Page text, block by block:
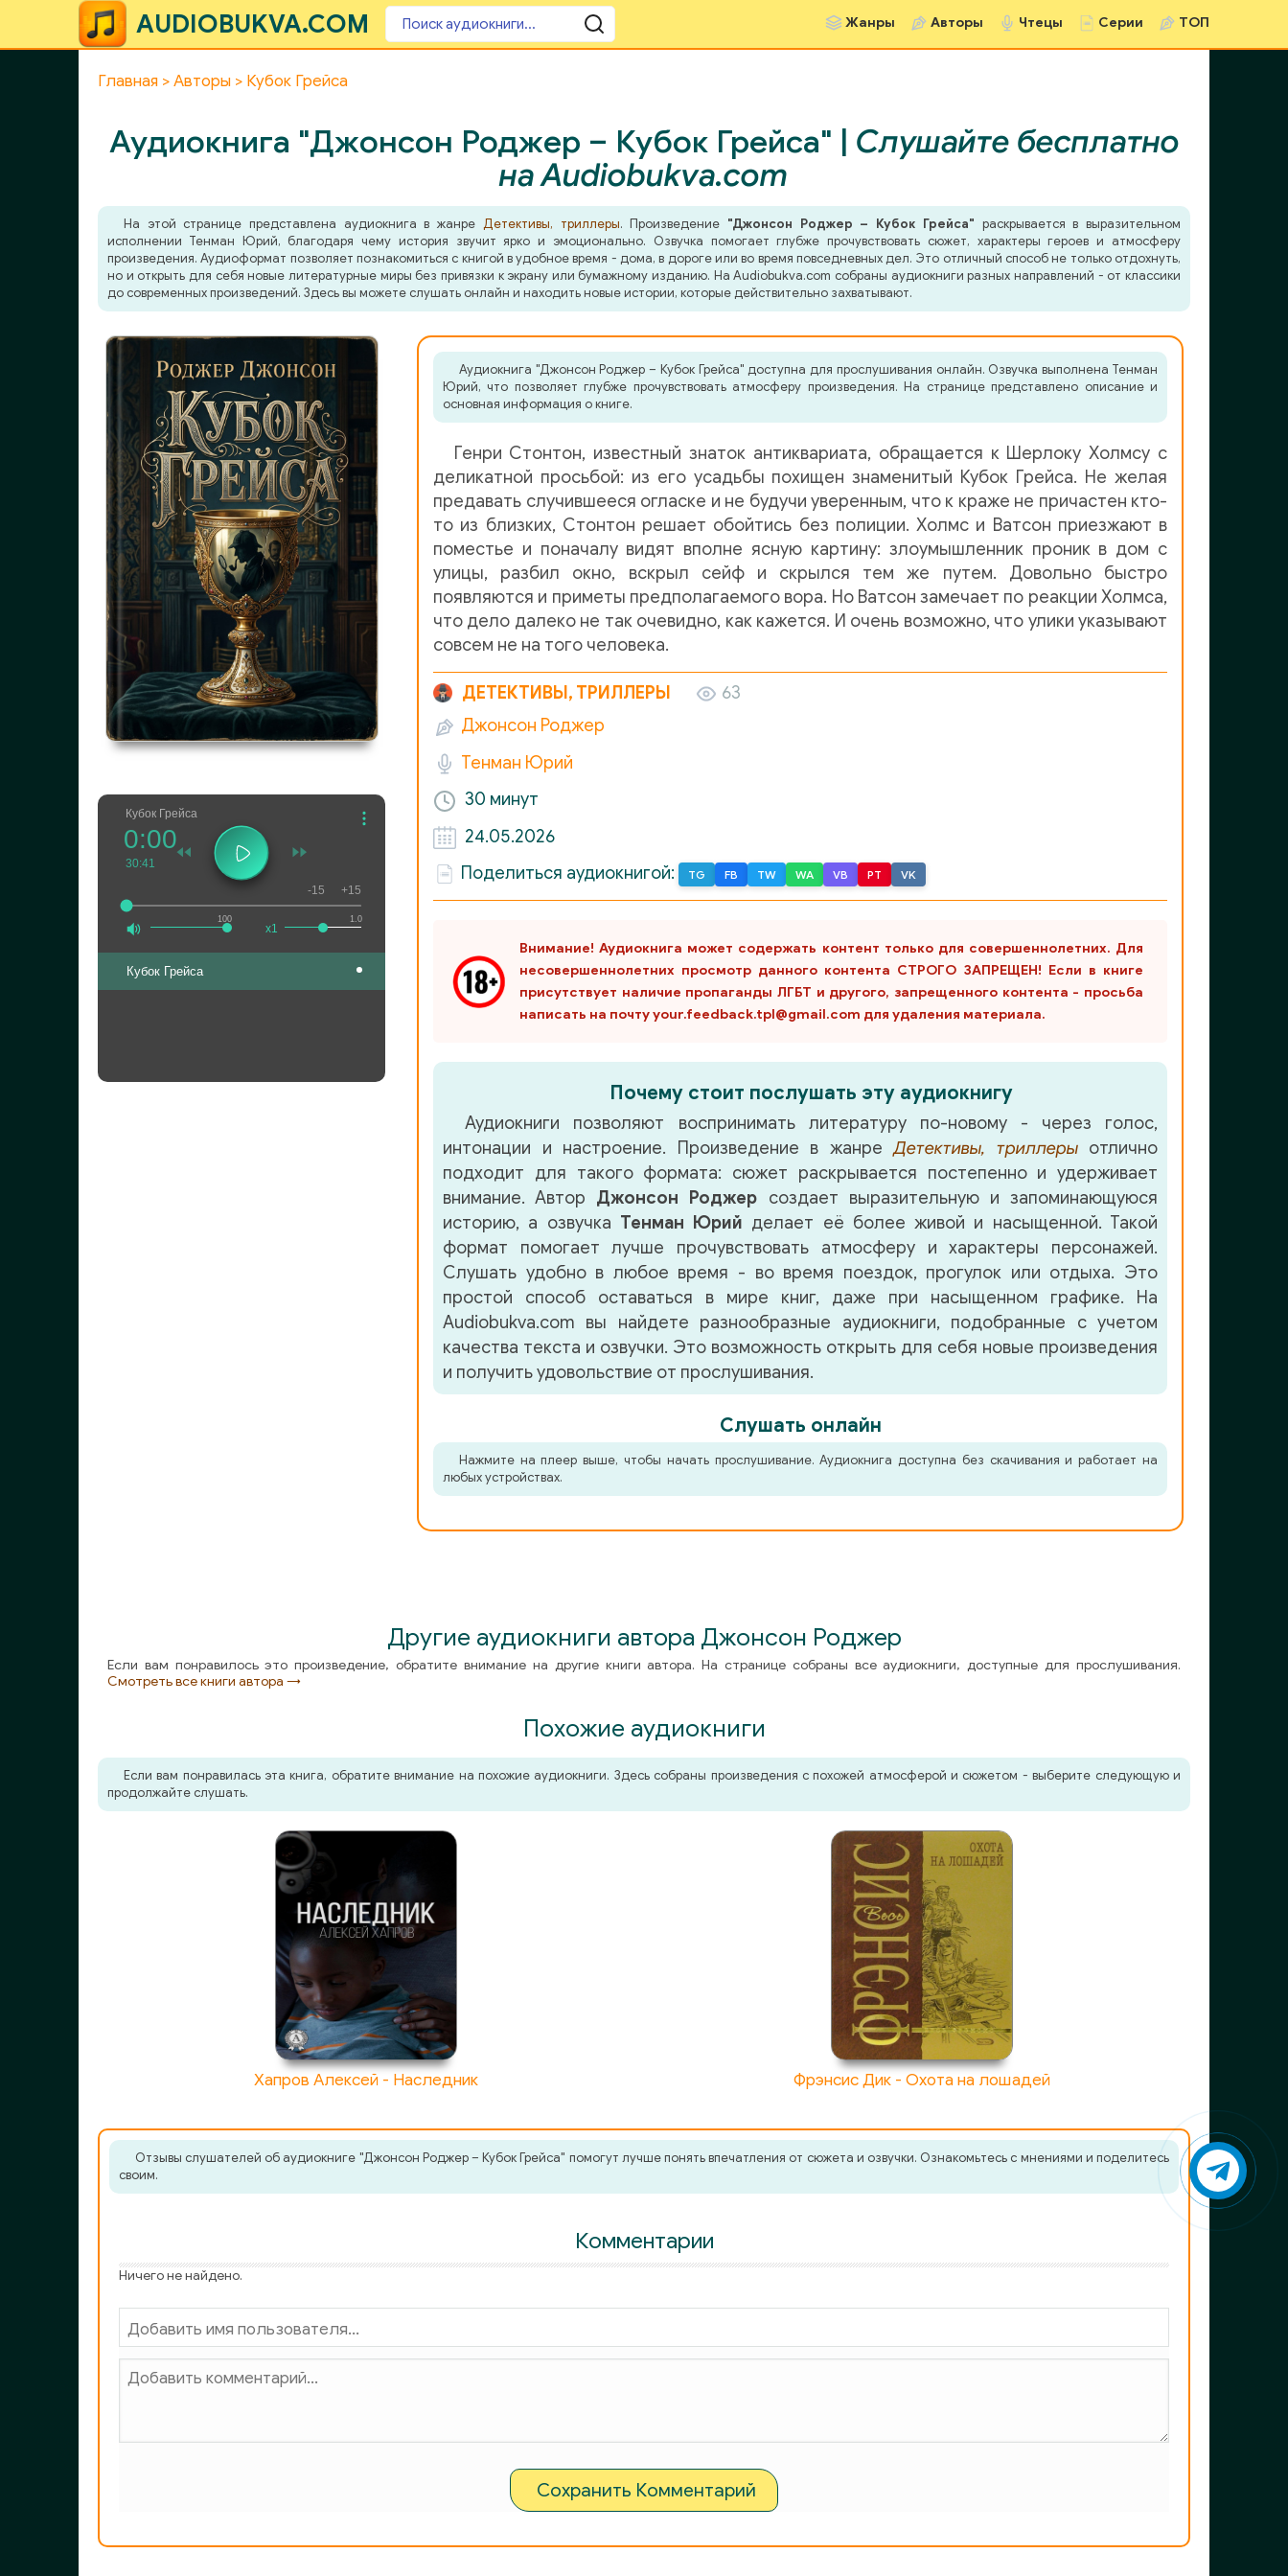
AUDIOBUKVA.COM Жанры Авторы Чтецы Серии ТОП
Главная Авторы Кубок Грейса
Аудиокнига "Джонсон Роджер – Кубок Грейса" | Слушайте бесплатно
на Audiobukva.com
На этой странице представлена аудиокнига в жанре Детективы, триллеры. Произведение "Джонсон Роджер – Кубок Грейса" раскрывается в выразительном
исполнении Тенман Юрий, благодаря чему история звучит ярко и эмоционально. Озвучка помогает глубже прочувствовать сюжет, характеры героев и атмосферу
произведения. Аудиоформат позволяет познакомиться с книгой в удобное время - дома, в дороге или во время повседневных дел. Это отличный способ не только отдохнуть,
но и открыть для себя новые литературные миры без привязки к экрану или бумажному изданию. На Audiobukva.com собраны аудиокниги разных направлений - от классики
до современных произведений. Здесь вы можете слушать онлайн и находить новые истории, которые действительно захватывают.
Кубок Грейса
100
0:00
30:41
1.0
x1
-15 +15
Кубок Грейса
Аудиокнига "Джонсон Роджер – Кубок Грейса" доступна для прослушивания онлайн. Озвучка выполнена Тенман
Юрий, что позволяет глубже прочувствовать атмосферу произведения. На странице представлено описание и
основная информация о книге.
Генри Стонтон, известный знаток антиквариата, обращается к Шерлоку Холмсу с
деликатной просьбой: из его усадьбы похищен знаменитый Кубок Грейса. Не желая
предавать случившееся огласке и не будучи уверенным, что к краже не причастен кто-
то из близких, Стонтон решает обойтись без полиции. Холмс и Ватсон приезжают в
поместье и поначалу видят вполне ясную картину: злоумышленник проник в дом с
улицы, разбил окно, вскрыл сейф и скрылся тем же путем. Довольно быстро
появляются и приметы предполагаемого вора. Но Ватсон замечает по реакции Холмса,
что дело далеко не так очевидно, как кажется. И очень возможно, что улики указывают
совсем не на того человека.
ДЕТЕКТИВЫ, ТРИЛЛЕРЫ
63
Джонсон Роджер
Тенман Юрий
30 минут
24.05.2026
Поделиться аудиокнигой:
TG FB TW WA VB PT VK
Внимание! Аудиокнига может содержать контент только для совершеннолетних. Для
несовершеннолетних просмотр данного контента СТРОГО ЗАПРЕЩЕН! Если в книге
присутствует наличие пропаганды ЛГБТ и другого, запрещенного контента - просьба
написать на почту your.feedback.tpl@gmail.com для удаления материала.
Почему стоит послушать эту аудиокнигу
Аудиокниги позволяют воспринимать литературу по-новому - через голос,
интонации и настроение. Произведение в жанреДетективы, триллерыотлично
подходит для такого формата: сюжет раскрывается постепенно и удерживает
внимание. Автор Джонсон Роджер создает выразительную и запоминающуюся
историю, а озвучка Тенман Юрий делает её более живой и насыщенной. Такой
формат помогает лучше прочувствовать атмосферу и характеры персонажей.
Слушать удобно в любое время - во время поездок, прогулок или отдыха. Это
простой способ оставаться в мире книг, даже при насыщенном графике. На
Audiobukva.com вы найдете разнообразные аудиокниги, подобранные с учетом
качества текста и озвучки. Это возможность открыть для себя новые произведения
и получить удовольствие от прослушивания.
Слушать онлайн
Нажмите на плеер выше, чтобы начать прослушивание. Аудиокнига доступна без скачивания и работает на
любых устройствах.
Другие аудиокниги автора Джонсон Роджер
Если вам понравилось это произведение, обратите внимание на другие книги автора. На странице собраны все аудиокниги, доступные для прослушивания.
Смотреть все книги автора →
Похожие аудиокниги
Если вам понравилась эта книга, обратите внимание на похожие аудиокниги. Здесь собраны произведения с похожей атмосферой и сюжетом - выберите следующую и
продолжайте слушать.
Хапров Алексей - Наследник Фрэнсис Дик - Охота на лошадей
Отзывы слушателей об аудиокниге "Джонсон Роджер – Кубок Грейса" помогут лучше понять впечатления от сюжета и озвучки. Ознакомьтесь с мнениями и поделитесь
своим.
Комментарии
Ничего не найдено.
Сохранить Комментарий